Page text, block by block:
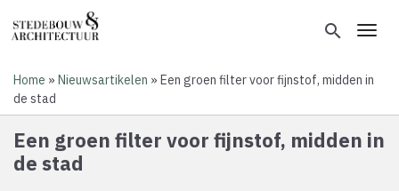
en
naar
inhoud
gaan
search
Kruimelpad
Home Nieuwsartikelen
Een groen filter voor fijnstof, midden in
de stad
Een groen filter voor fijnstof, midden in
de stad